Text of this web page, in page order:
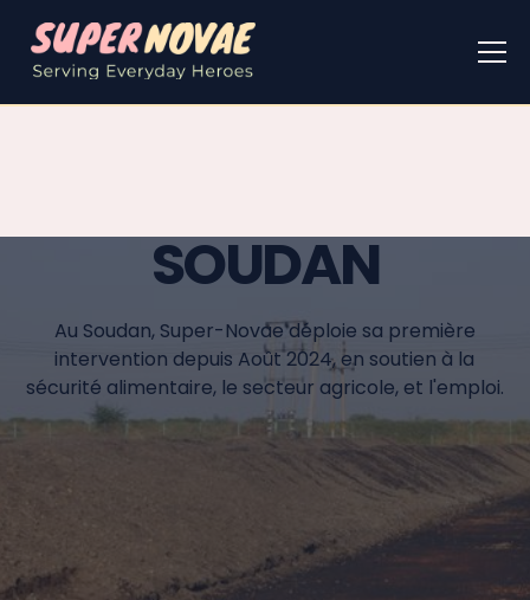
SOUDAN
Au Soudan, Super-Novae déploie sa première
intervention depuis Août 2024, en soutien à la
sécurité alimentaire, le secteur agricole, et l'emploi.